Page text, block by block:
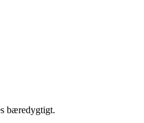
bæredygtigt.